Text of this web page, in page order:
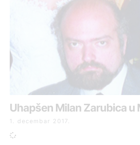
Uhapšen Milan Zarubica u
1. decembar 2017.